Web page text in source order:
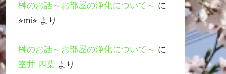
榊のお話～お部屋の浄化について～ に
⭐︎mi⭐︎ より
榊のお話～お部屋の浄化について～ に
室井 四葉 より